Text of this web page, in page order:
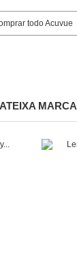
todo Acuvue
MARCA